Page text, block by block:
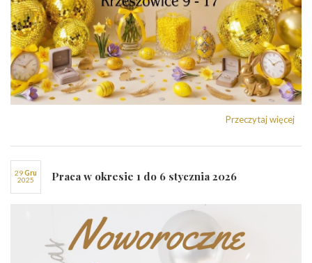
Przeczytaj więcej
29
gru
2025
Praca w okresie 1 do 6 stycznia 2026